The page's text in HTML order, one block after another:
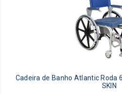
Cadeira de Banho Atlantic Roda
SKIN